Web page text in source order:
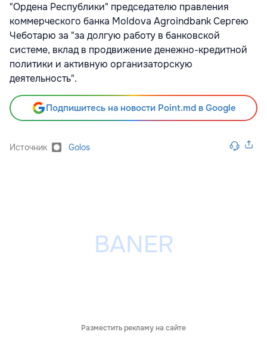
"Ордена Республики" председателю правления
коммерческого банка Moldova Agroindbank Сергею
Чеботарю за "за долгую работу в банковской
системе, вклад в продвижение денежно-кредитной
политики и активную организаторскую
деятельность".
Подпишитесь на новости Point.md в Google
Источник Golos
Разместить рекламу на сайте